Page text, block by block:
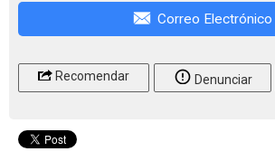
Correo Electrónico
Recomendar Denunciar